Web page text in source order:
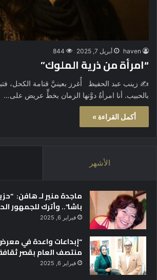
haven أبريل 7, 2025 844
“امرأة من ذرية الملوك”
✍ زينب عبد الحفيظ أُغرز بعينيَّ قتامة الكحل،
بالحبيب. أنا امرأةٌ دوَّنها الزمان بخطٍّ عريض على…
أكمل القراءة »
الأشهر
ماجدة منير لـ هافن:
باشا”.. وأترك للجمهور
فبراير 6, 2025
“إبداعات واعدة في
منتصف العام بقصر
فبراير 6, 2025